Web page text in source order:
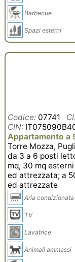
Barbecue
Spazi esterni
Codice: 07741
CIN:
Appartamento a
Torre Mozza,
da 3 a 6 posti
mq, 30 mq
ed attrezzata; a
ed attrezzate
Aria condizionata
TV
Lavatrice
Animali ammessi